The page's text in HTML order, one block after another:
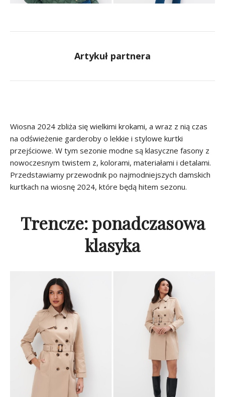
Artykuł partnera
Wiosna 2024 zbliża się wielkimi krokami, a wraz z nią czas
na odświeżenie garderoby o lekkie i stylowe kurtki
przejściowe. W tym sezonie modne są klasyczne fasony z
nowoczesnym twistem z, kolorami, materiałami i detalami.
Przedstawiamy przewodnik po najmodniejszych damskich
kurtkach na wiosnę 2024, które będą hitem sezonu.
Trencze: ponadczasowa
klasyka